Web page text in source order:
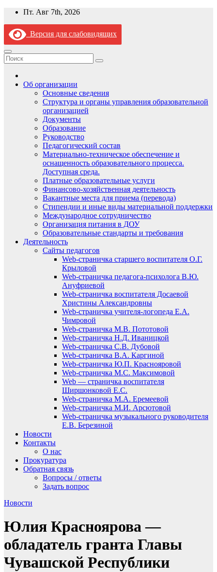
Перейти
содержимому
Пт. Авг 7th, 2026
Версия для слабовидящих
Об организации
Основные сведения
Структура и органы управления образовательной
организацией
Документы
Образование
Руководство
Педагогический состав
Материально-техническое обеспечение и
оснащенность образовательного процесса.
Доступная среда.
Платные образовательные услуги
Финансово-хозяйственная деятельность
Вакантные места для приема (перевода)
Стипендии и иные виды материальной поддержки
Международное сотрудничество
Организация питания в ДОУ
Образовательные стандарты и требования
Деятельность
Сайты педагогов
Web-страничка старшего воспитателя О.Г.
Крыловой
Web-страничка педагога-психолога В.Ю.
Ануфриевой
Web-страничка воспитателя Досаевой
Христины Александровны
Web-страничка учителя-логопеда Е.А.
Чимровой
Web-страничка М.В. Пототовой
Web-страничка Н.Д. Иваницкой
Web-страничка С.В. Дубовой
Web-страничка В.А. Каргиной
Web-страничка Ю.П. Краснояровой
Web-страничка М.С. Максимовой
Web — страничка воспитателя
Ширшонковой Е.С.
Web-страничка М.А. Еремеевой
Web-страничка М.И. Арсютовой
Web-страничка музыкального руководителя
Е.В. Березиной
Новости
Контакты
О нас
Прокуратура
Обратная связь
Вопросы / ответы
Задать вопрос
Новости
Юлия Красноярова —
обладатель гранта Главы
Чувашской Республики